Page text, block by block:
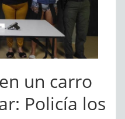
un carro
Policía los